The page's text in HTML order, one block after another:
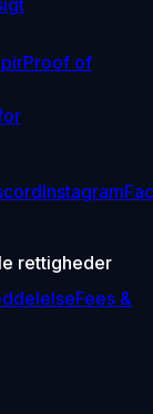
Proof of
Instagram
rettigheder
Fees &